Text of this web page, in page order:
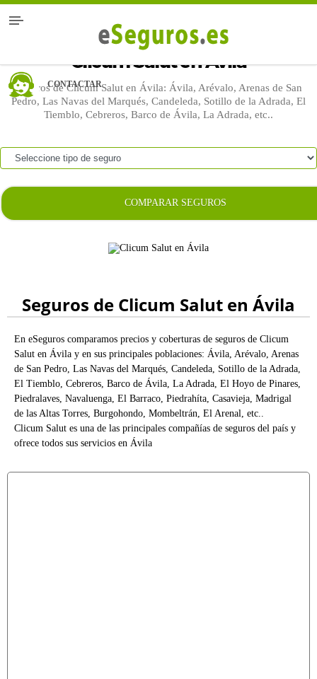
CONTACTAR
Clicum Salut en Ávila
Seguros de Clicum Salut en Ávila: Ávila, Arévalo, Arenas de San
Pedro, Las Navas del Marqués, Candeleda, Sotillo de la Adrada, El
Tiemblo, Cebreros, Barco de Ávila, La Adrada, etc..
COMPARAR SEGUROS
Seguros de Clicum Salut en Ávila
En eSeguros comparamos precios y coberturas de seguros de Clicum
Salut en Ávila y en sus principales poblaciones: Ávila, Arévalo, Arenas
de San Pedro, Las Navas del Marqués, Candeleda, Sotillo de la Adrada,
El Tiemblo, Cebreros, Barco de Ávila, La Adrada, El Hoyo de Pinares,
Piedralaves, Navaluenga, El Barraco, Piedrahíta, Casavieja, Madrigal
de las Altas Torres, Burgohondo, Mombeltrán, El Arenal, etc..
Clicum Salut es una de las principales compañías de seguros del país y
ofrece todos sus servicios en Ávila